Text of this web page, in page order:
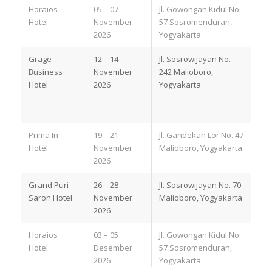
Horaios
Hotel
05 – 07
November
2026
Jl. Gowongan Kidul No.
57 Sosromenduran,
Yogyakarta
Grage
Business
Hotel
12 – 14
November
2026
Jl. Sosrowijayan No.
242 Malioboro,
Yogyakarta
Prima In
Hotel
19 – 21
November
2026
Jl. Gandekan Lor No. 47
Malioboro, Yogyakarta
Grand Puri
Saron Hotel
26 – 28
November
2026
Jl. Sosrowijayan No. 70
Malioboro, Yogyakarta
Horaios
Hotel
03 – 05
Desember
2026
Jl. Gowongan Kidul No.
57 Sosromenduran,
Yogyakarta